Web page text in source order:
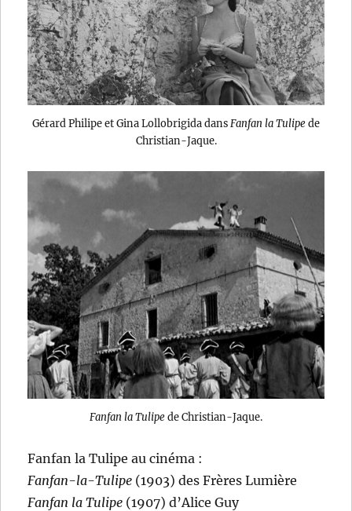
Gérard Philipe et Gina Lollobrigida dans Fanfan la Tulipede
Christian-Jaque.
Fanfan la Tulipede Christian-Jaque.
Fanfan la Tulipe au cinéma :
Fanfan-la-Tulipe (1903) des Frères Lumière
Fanfan la Tulipe (1907) d’Alice Guy